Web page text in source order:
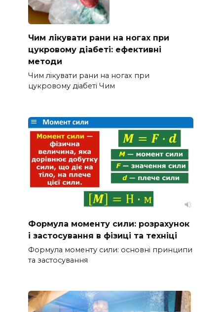
Чим лікувати рани на ногах при
цукровому діабеті: ефективні
методи
Чим лікувати рани на ногах при
цукровому діабеті Чим
Формула моменту сили: розрахунок
і застосування в фізиці та техніці
Формула моменту сили: основні принципи
та застосування